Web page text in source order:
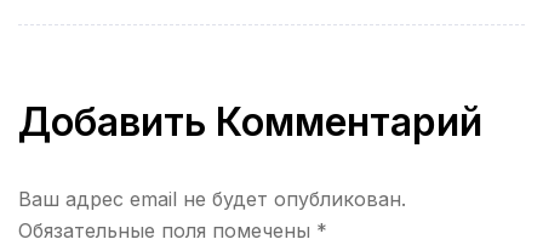
аквариум
узнайте о самых
страны.
Добавить Комментарий
Ваш адрес email не будет опубликован.
Обязательные поля помечены *